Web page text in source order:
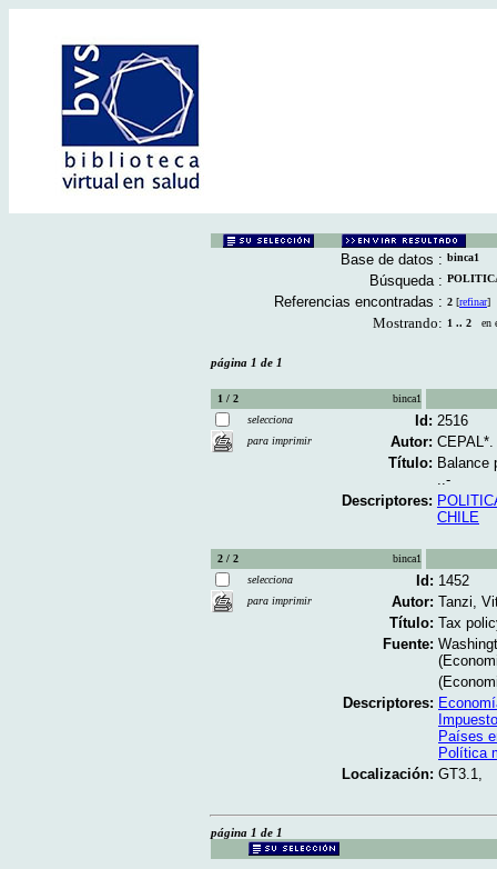
Base de datos : binca1
Búsqueda :
Referencias encontradas : 2 [refinar]
Mostrando: 1 .. 2 en
página 1 de 1
1 / 2
binca1
selecciona
para imprimir
Id: 2516
Autor: CEPAL*.
Título: Balance
..-
Descriptores:
CHILE
2 / 2
binca1
selecciona
para imprimir
Id: 1452
Autor: Tanzi,
Título: Tax
Fuente:
Descriptores:
Países
Política
Localización: GT3.1,
página 1 de 1